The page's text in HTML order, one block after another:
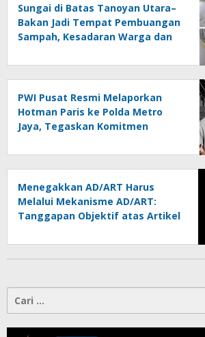
Sungai di Batas Tanoyan Utara–
Bakan Jadi Tempat Pembuangan
Sampah, Kesadaran Warga dan
Dipertanyakan
PWI Pusat Resmi Melaporkan
Hotman Paris ke Polda Metro
Jaya, Tegaskan Komitmen
Menegakkan AD/ART Harus
Melalui Mekanisme AD/ART:
Tanggapan Objektif atas Artikel
Konspirasi Melanggar Aturan”
Cari
untuk: